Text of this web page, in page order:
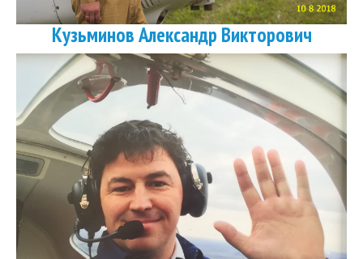
Кузьминов Александр Викторович